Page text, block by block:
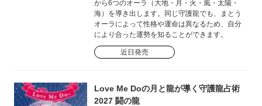
から6つのオーラ（大地・月・火・風・太陽・
海）を導き出します。同じ守護龍でも、まとう
オーラによって性格や運命は異なるため、自分
により合った運勢を知ることができます。
近日発売
Love Me Doの月と龍が導く守護龍占術
2027 闘の龍